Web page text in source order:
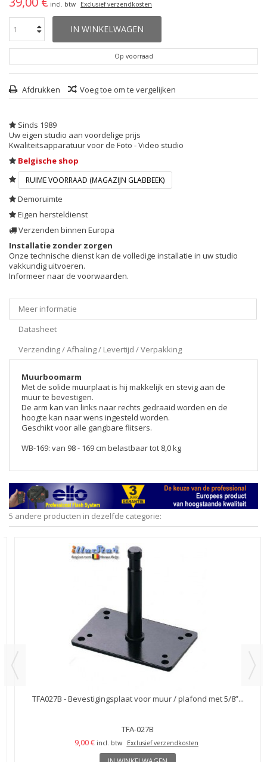
incl. btw Exclusief verzendkosten
IN WINKELWAGEN
Op voorraad
Afdrukken Voeg toe om te vergelijken
Sinds 1989
Uw eigen studio aan voordelige prijs
Kwaliteitsapparatuur voor de Foto - Video studio
Belgische shop
RUIME VOORRAAD (MAGAZIJN GLABBEEK)
Demoruimte
Eigen hersteldienst
Verzenden binnen Europa
Installatie zonder zorgen
Onze technische dienst kan de volledige installatie in uw studio
vakkundig uitvoeren.
Informeer naar de voorwaarden.
Meer informatie
Datasheet
Verzending / Afhaling / Levertijd / Verpakking
Muurboomarm
Met de solide muurplaat is hij makkelijk en stevig aan de
muur te bevestigen.
De arm kan van links naar rechts gedraaid worden en de
hoogte kan naar wens ingesteld worden.
Geschikt voor alle gangbare flitsers.
WB-169: van 98 - 169 cm belastbaar tot 8,0 kg
5 andere producten in dezelfde categorie:
TFA027B - Bevestigingsplaat voor muur / plafond met 5/8”...
TFA-027B
9,00 € incl. btw Exclusief verzendkosten